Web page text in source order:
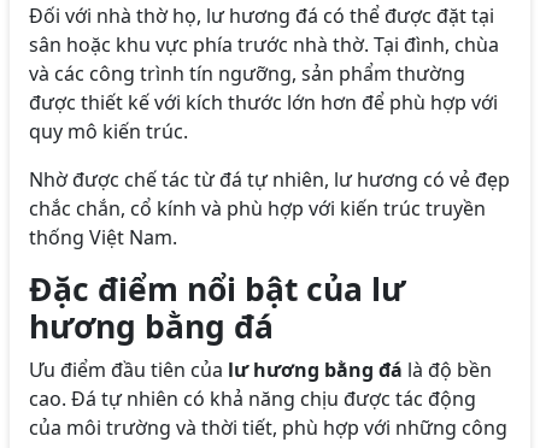
Đối với nhà thờ họ, lư hương đá có thể được đặt tại
sân hoặc khu vực phía trước nhà thờ. Tại đình, chùa
và các công trình tín ngưỡng, sản phẩm thường
được thiết kế với kích thước lớn hơn để phù hợp với
quy mô kiến trúc.
Nhờ được chế tác từ đá tự nhiên, lư hương có vẻ đẹp
chắc chắn, cổ kính và phù hợp với kiến trúc truyền
thống Việt Nam.
Đặc điểm nổi bật của lư
hương bằng đá
Ưu điểm đầu tiên của lư hương bằng đá là độ bền
cao. Đá tự nhiên có khả năng chịu được tác động
của môi trường và thời tiết, phù hợp với những công